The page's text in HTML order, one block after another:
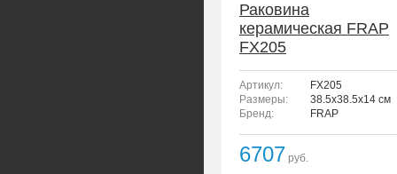
Раковина
керамическая FRAP
FX205
Артикул:
FX205
Размеры:
38.5x38.5x14 см
Бренд:
FRAP
6707 руб.